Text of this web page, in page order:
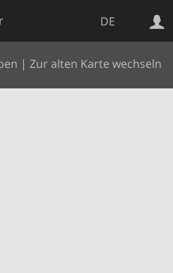
DE
| Zur alten Karte wechseln